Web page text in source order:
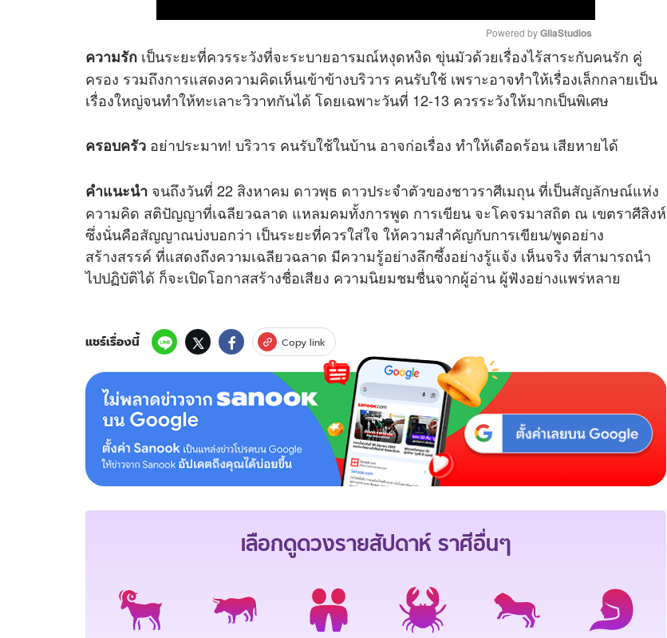
M
u
e
Powered by GliaStudios
ความรัก เป็นระยะที่ควรระวังที่จะระบายอารมณ์หงุดหงิด ขุ่นมัวด้วยเรื่องไร้สาระกับคนรัก คู่
ครอง รวมถึงการแสดงความคิดเห็นเข้าข้างบริวาร คนรับใช้ เพราะอาจทำให้เรื่องเล็กกลายเป็น
เรื่องใหญ่จนทำให้ทะเลาะวิวาทกันได้ โดยเฉพาะวันที่ 12-13 ควรระวังให้มากเป็นพิเศษ
ครอบครัว อย่าประมาท! บริวาร คนรับใช้ในบ้าน อาจก่อเรื่อง ทำให้เดือดร้อน เสียหายได้
คำแนะนำ จนถึงวันที่ 22 สิงหาคม ดาวพุธ ดาวประจำตัวของชาวราศีเมถุน ที่เป็นสัญลักษณ์แห่ง
ความคิด สติปัญญาที่เฉลียวฉลาด แหลมคมทั้งการพูด การเขียน จะโคจรมาสถิต ณ เขตราศีสิงห์
ซึ่งนั่นคือสัญญาณบ่งบอกว่า เป็นระยะที่ควรใส่ใจ ให้ความสำคัญกับการเขียน/พูดอย่าง
สร้างสรรค์ ที่แสดงถึงความเฉลียวฉลาด มีความรู้อย่างลึกซึ้งอย่างรู้แจ้ง เห็นจริง ที่สามารถนำ
ไปปฏิบัติได้ ก็จะเปิดโอกาสสร้างชื่อเสียง ความนิยมชมชื่นจากผู้อ่าน ผู้ฟังอย่างแพร่หลาย
แชร์เรื่องนี้ Copy link
เลือกดูดวงรายสัปดาห์ราศีอื่นๆ